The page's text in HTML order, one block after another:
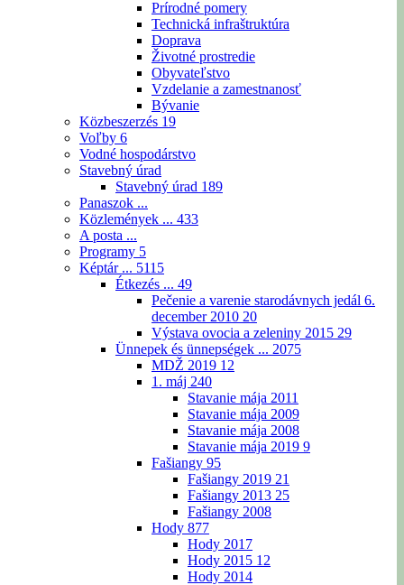
Prírodné pomery
Technická infraštruktúra
Doprava
Životné prostredie
Obyvateľstvo
Vzdelanie a zamestnanosť
Bývanie
Közbeszerzés 19
Voľby 6
Vodné hospodárstvo
Stavebný úrad
Stavebný úrad 189
Panaszok ...
Közlemények ... 433
A posta ...
Programy 5
Képtár ... 5115
Étkezés ... 49
Pečenie a varenie starodávnych jedál 6.
december 2010 20
Výstava ovocia a zeleniny 2015 29
Ünnepek és ünnepségek ... 2075
MDŽ 2019 12
1. máj 240
Stavanie mája 2011
Stavanie mája 2009
Stavanie mája 2008
Stavanie mája 2019 9
Fašiangy 95
Fašiangy 2019 21
Fašiangy 2013 25
Fašiangy 2008
Hody 877
Hody 2017
Hody 2015 12
Hody 2014